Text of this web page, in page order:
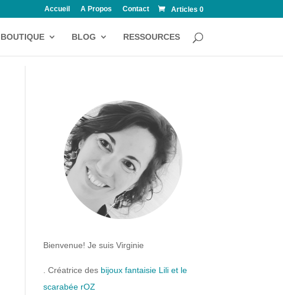
Accueil A Propos Contact Articles 0
BOUTIQUE BLOG RESSOURCES
Bienvenue! Je suis Virginie
. Créatrice des bijoux fantaisie Lili et le
scarabée rOZ